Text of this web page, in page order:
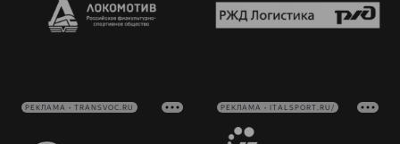
РЕКЛАМА • TRANSVOC.RU РЕКЛАМА • ITALSPORT.RU/